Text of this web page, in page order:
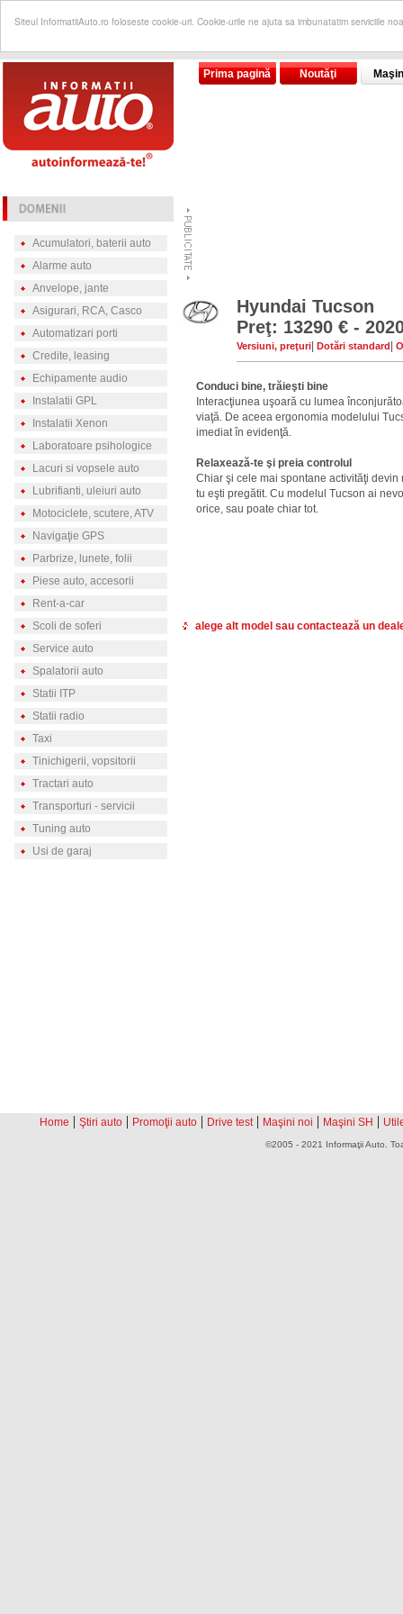
Siteul InformatiiAuto.ro foloseste cookie-uri. Cookie-urile ne ajuta sa imbunatatim serviciile
Prima pagină Noutăţi
Acumulatori, baterii auto
Alarme auto
Anvelope, jante
Asigurari, RCA, Casco
Automatizari porti
Credite, leasing
Echipamente audio
Instalatii GPL
Instalatii Xenon
Laboratoare psihologice
Lacuri si vopsele auto
Lubrifianti, uleiuri auto
Motociclete, scutere, ATV
Navigaţie GPS
Parbrize, lunete, folii
Piese auto, accesorii
Rent-a-car
Scoli de soferi
Service auto
Spalatorii auto
Statii ITP
Statii radio
Taxi
Tinichigerii, vopsitorii
Tractari auto
Transporturi - servicii
Tuning auto
Usi de garaj
Hyundai Tucson
Preţ: 13290 € -
Versiuni, preţuri Dotări standard
Conduci bine, trăieşti bine
Interacţiunea uşoară cu lumea
viaţă. De aceea ergonomia modelului
imediat în evidenţă.
Relaxează-te şi preia controlul
Chiar şi cele mai spontane activităţi
tu eşti pregătit. Cu modelul Tucson ai
orice, sau poate chiar tot.
alege alt model sau contactează un
Home | Ştiri auto | Promoţii auto | Drive test | Maşini noi | Maşini SH |
©2005 - 2021 Informaţii Auto.